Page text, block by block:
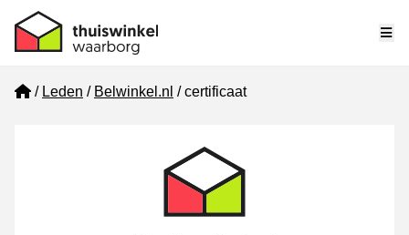
Home
Leden Belwinkel.nl certificaat